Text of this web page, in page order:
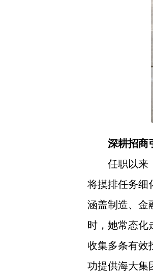
深耕招商
任职以来
将摸排任务细
涵盖制造、金
时，她常态化
收集多条有效
功提供海大集